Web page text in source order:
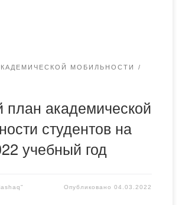
МОБИЛЬНОСТИ
план академической
студентов на
учебный год
Опубликовано04.03.2022